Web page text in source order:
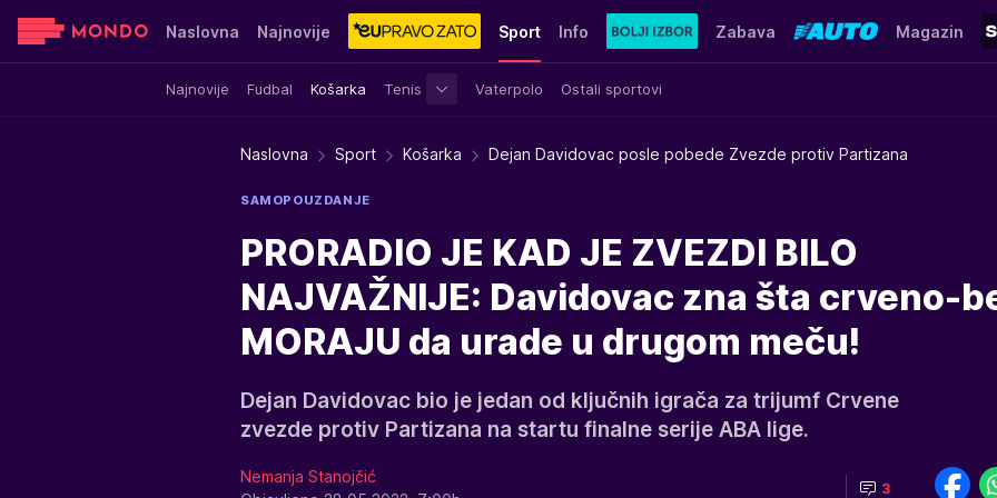
Naslovna Najnovije Sport
Najnovije Fudbal Košarka Tenis Vaterpolo Ostali sportovi
Info Zabava Magazin
Sensa Stvar ukusa Yumama
Naslovna Sport Košarka Dejan Davidovac posle pobede Zvezde protiv Partizana
SAMOPOUZDANJE
PRORADIO JE KAD JE ZVEZDI BILO
NAJVAŽNIJE: Davidovac zna šta crveno-
MORAJU da urade u drugom meču!
Dejan Davidovac bio je jedan od ključnih igrača za trijumf Crvene
zvezde protiv Partizana na startu finalne serije ABA lige.
Nemanja Stanojčić
3